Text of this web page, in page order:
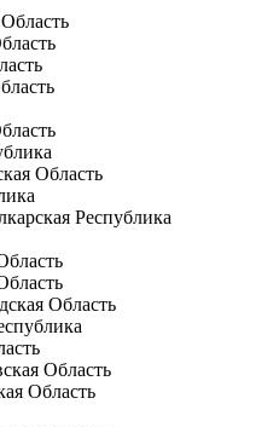
Область
Республика
Область
Область
Область